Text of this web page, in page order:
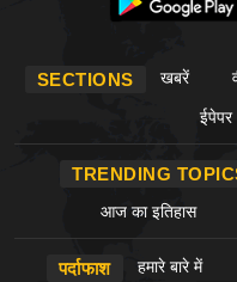
SECTIONS खबरें
ईपेपर
TRENDING
आज का इतिहास
पर्दाफाश हमारे बारे में